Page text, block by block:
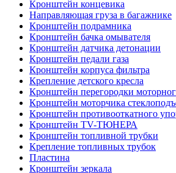
Кронштейн концевика
Направляющая груза в багажнике
Кронштейн подрамника
Кронштейн бачка омывателя
Кронштейн датчика детонации
Кронштейн педали газа
Кронштейн корпуса фильтра
Крепление детского кресла
Кронштейн перегородки
Кронштейн моторчика
Кронштейн противооткатного
Кронштейн TV-ТЮНЕРА
Кронштейн топливной трубки
Крепление топливных трубок
Пластина
Кронштейн зеркала